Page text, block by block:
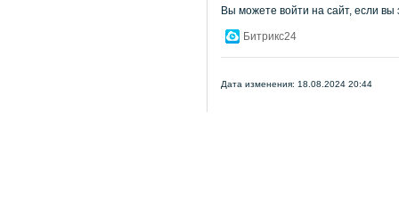
Вы можете войти на сайт, если вы
Битрикс24
Дата изменения: 18.08.2024 20:44